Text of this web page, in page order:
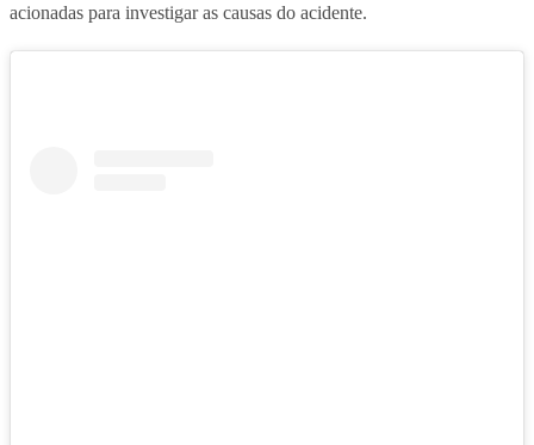
acionadas para investigar as causas do acidente.